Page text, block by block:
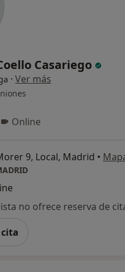
Casariego
· Ver más
Online
9, Local, Madrid •